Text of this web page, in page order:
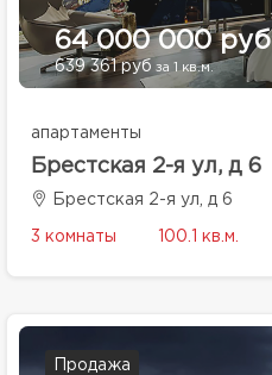
64 000 000 руб
639 361 руб за 1 кв.м.
апартаменты
Брестская 2-я ул, д 6
Брестская 2-я ул, д 6
3 комнаты 100.1 кв.м.
Продажа